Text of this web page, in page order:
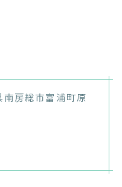
房総市富浦町原